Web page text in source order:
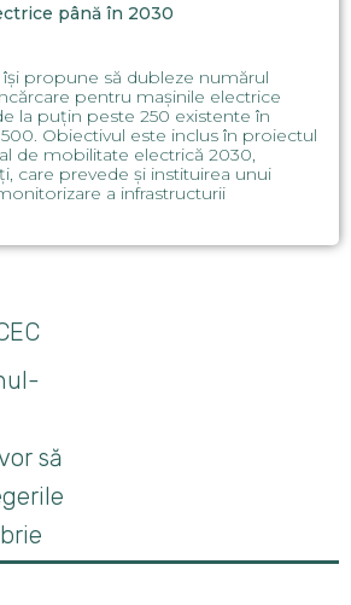
până în 2030
propune să dubleze numărul
pentru mașinile electrice
la puțin peste 250 existente în
Obiectivul este inclus în proiectul
de mobilitate electrică 2030,
care prevede și instituirea unui
a infrastructurii
să